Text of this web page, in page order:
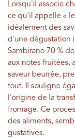
Lorsqu'il associe
ce qu'il appelle «
idéalement des
d'une dégustation
Sambirano 70 %
aux notes fruitées,
saveur beurrée,
tout. Il souligne
l'origine de la
fromage. Ce
des aliments,
gustatives.